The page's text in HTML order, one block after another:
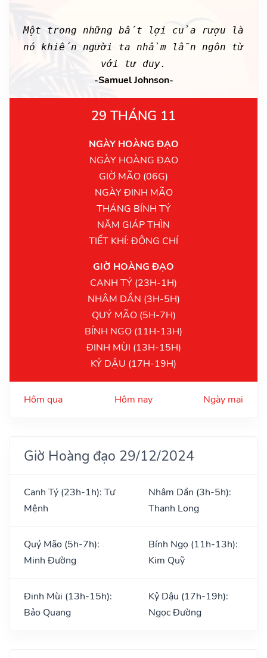
Một trong những bất lợi của rượu là
nó khiến người ta nhầm lẫn ngôn từ
với tư duy.
-Samuel Johnson-
29 THÁNG 11
NGÀY HOÀNG ĐẠO
NGÀY HOÀNG ĐẠO
GIỜ MÃO (06G)
NGÀY ĐINH MÃO
THÁNG BÍNH TÝ
NĂM GIÁP THÌN
TIẾT KHÍ: ĐÔNG CHÍ
GIỜ HOÀNG ĐẠO
CANH TÝ (23H-1H)
NHÂM DẦN (3H-5H)
QUÝ MÃO (5H-7H)
BÍNH NGỌ (11H-13H)
ĐINH MÙI (13H-15H)
KỶ DẬU (17H-19H)
Hôm qua Hôm nay Ngày mai
Giờ Hoàng đạo 29/12/2024
Canh Tý (23h-1h): Tư
Mệnh
Nhâm Dần (3h-5h):
Thanh Long
Quý Mão (5h-7h):
Minh Đường
Bính Ngọ (11h-13h):
Kim Quỹ
Đinh Mùi (13h-15h):
Bảo Quang
Kỷ Dậu (17h-19h):
Ngọc Đường